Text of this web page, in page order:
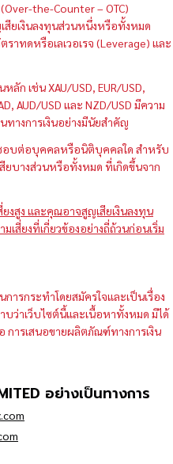
the-Counter – OTC)
สียเงินลงทุนส่วนหนึ่งหรือทั้งหมด
ราทดหรือเลเวอเรจ (Leverage) และ
ลัก เช่น XAU/USD, EUR/USD,
AUD/USD และ NZD/USD มีความ
ทางการเงินอย่างมีนัยสำคัญ
ชอบต่อบุคคลหรือนิติบุคคลใด สำหรับ
ยบางส่วนหรือทั้งหมด ที่เกิดขึ้นจาก
งสูง และคุณอาจสูญเสียเงินลงทุน
เสี่ยงที่เกี่ยวข้องอย่างถี่ถ้วนก่อนเริ่ม
ารกระทำโดยสมัครใจและเป็นเรื่อง
บว่าเว็บไซต์นี้และเนื้อหาทั้งหมด มิได้
ารเสนอขายผลิตภัณฑ์ทางการเงิน
อย่างเป็นทางการ